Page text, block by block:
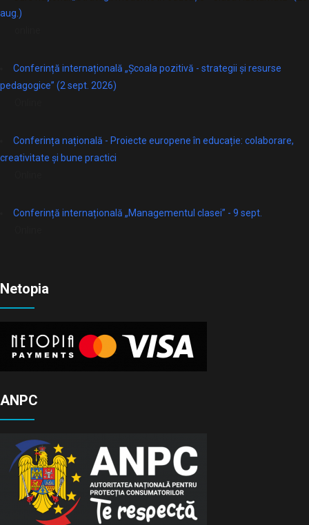
aug.)
Conferință internațională „Școala pozitivă - strategii și resurse
pedagogice” (2 sept. 2026)
Conferința națională - Proiecte europene în educație: colaborare,
creativitate și bune practici
Conferință internațională „Managementul clasei” - 9 sept.
Netopia
ANPC